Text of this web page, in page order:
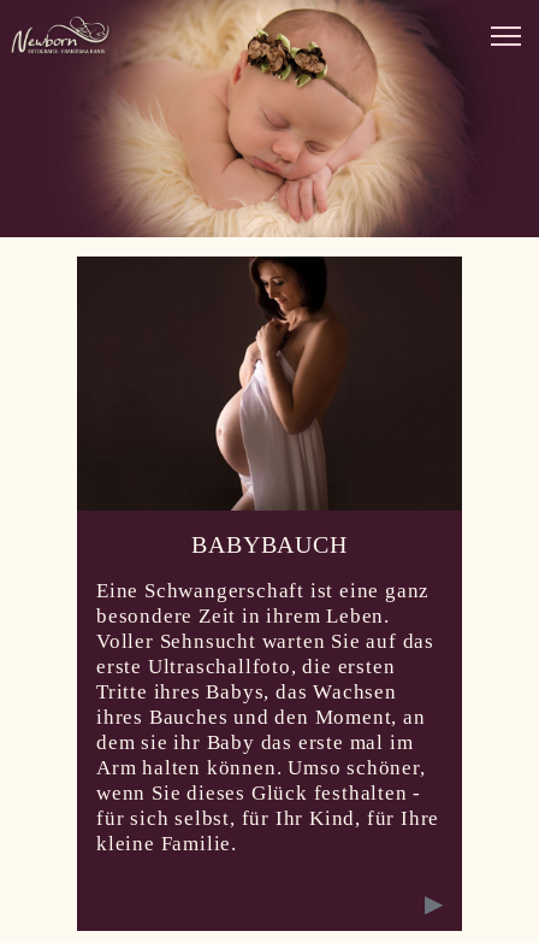
BABYBAUCH
Eine Schwangerschaft ist eine ganz
besondere Zeit in ihrem Leben.
Voller Sehnsucht warten Sie auf das
erste Ultraschallfoto, die ersten
Tritte ihres Babys, das Wachsen
ihres Bauches und den Moment, an
dem sie ihr Baby das erste mal im
Arm halten können. Umso schöner,
wenn Sie dieses Glück festhalten -
für sich selbst, für Ihr Kind, für Ihre
kleine Familie.
▶